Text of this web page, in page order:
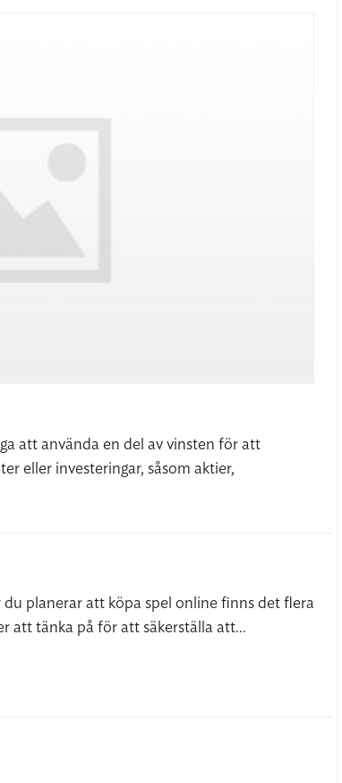
att använda en del av vinsten för att
eller investeringar, såsom aktier,
du planerar att köpa spel online finns det flera
att tänka på för att säkerställa att...